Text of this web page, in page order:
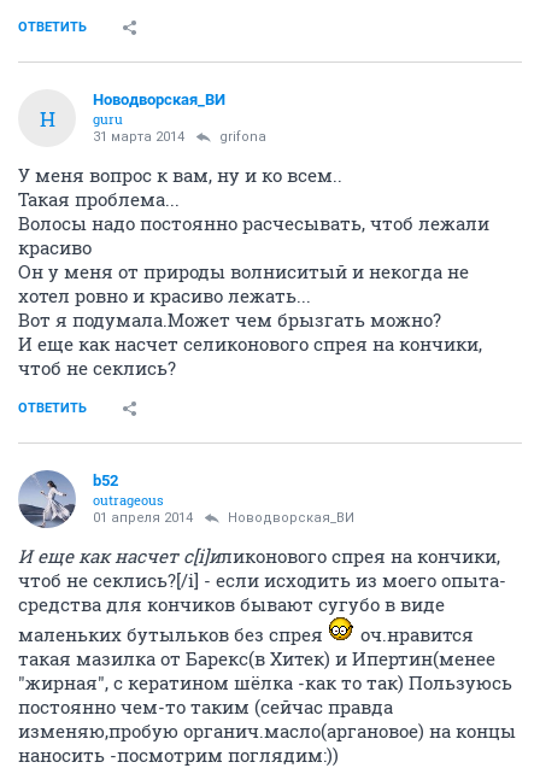
ОТВЕТИТЬ
Н
Новодворcкая_ВИ
guru
31 марта 2014 grifona
У меня вопрос к вам, ну и ко всем..
Такая проблема...
Волосы надо постоянно расчесывать, чтоб лежали
красиво
Он у меня от природы волниситый и некогда не
хотел ровно и красиво лежать...
Вот я подумала.Может чем брызгать можно?
И еще как насчет селиконового спрея на кончики,
чтоб не секлись?
ОТВЕТИТЬ
b52
outrageous
01 апреля 2014 Новодворcкая_ВИ
И еще как насчет с[i]иликонового спрея на кончики,
чтоб не секлись?[/i] - если исходить из моего опыта-
средства для кончиков бывают сугубо в виде
маленьких бутыльков без спрея
оч.нравится
такая мазилка от Барекс(в Хитек) и Ипертин(менее
"жирная", с кератином шёлка -как то так) Пользуюсь
постоянно чем-то таким (сейчас правда
изменяю,пробую органич.масло(аргановое) на концы
наносить -посмотрим поглядим:))